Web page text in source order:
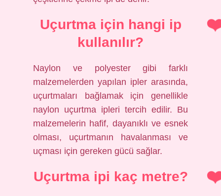
Uçurtma için hangi ip
kullanılır?
Naylon ve polyester gibi farklı
malzemelerden yapılan ipler arasında,
uçurtmaları bağlamak için genellikle
naylon uçurtma ipleri tercih edilir. Bu
malzemelerin hafif, dayanıklı ve esnek
olması, uçurtmanın havalanması ve
uçması için gereken gücü sağlar.
Uçurtma ipi kaç metre?